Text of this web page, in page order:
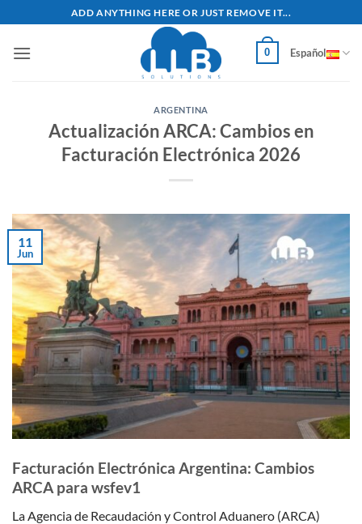
al
contenido
ADD ANYTHING HERE OR JUST REMOVE IT...
0 Español
ARGENTINA
Actualización ARCA: Cambios en
Facturación Electrónica 2026
11
Jun
Facturación Electrónica Argentina: Cambios
ARCA para wsfev1
La Agencia de Recaudación y Control Aduanero (ARCA)